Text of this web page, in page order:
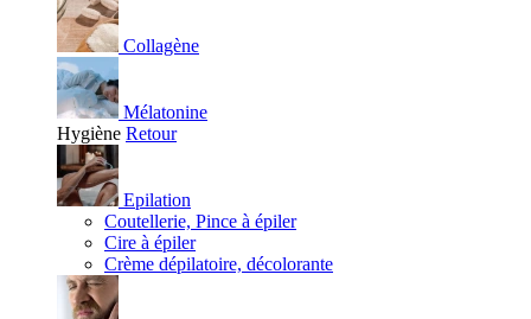
Collagène
Mélatonine
Hygiène Retour
Epilation
Coutellerie, Pince à épiler
Cire à épiler
Crème dépilatoire, décolorante